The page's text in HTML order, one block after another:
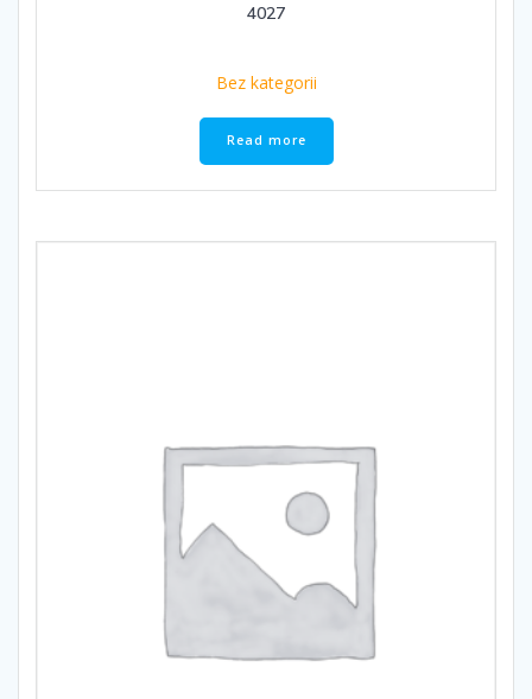
4027
Bez kategorii
Read more